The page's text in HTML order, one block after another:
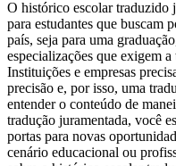
O histórico escolar traduzido
para estudantes que buscam
país, seja para uma
especializações que exigem
Instituições e empresas
precisão e, por isso, uma
entender o conteúdo de
tradução juramentada, você
portas para novas
cenário educacional ou